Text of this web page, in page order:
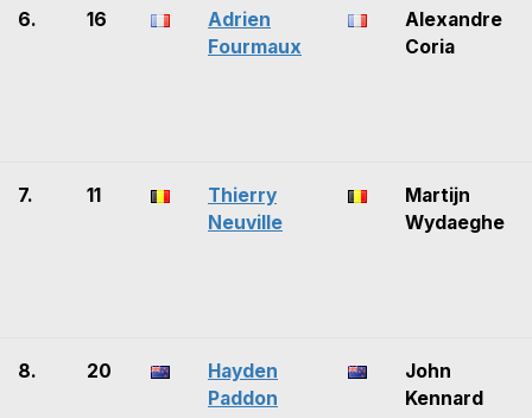
6. 16
Adrien
Fourmaux
Alexandre
Coria
7. 11
Thierry
Neuville
Martijn
Wydaeghe
8. 20
Hayden
Paddon
John
Kennard